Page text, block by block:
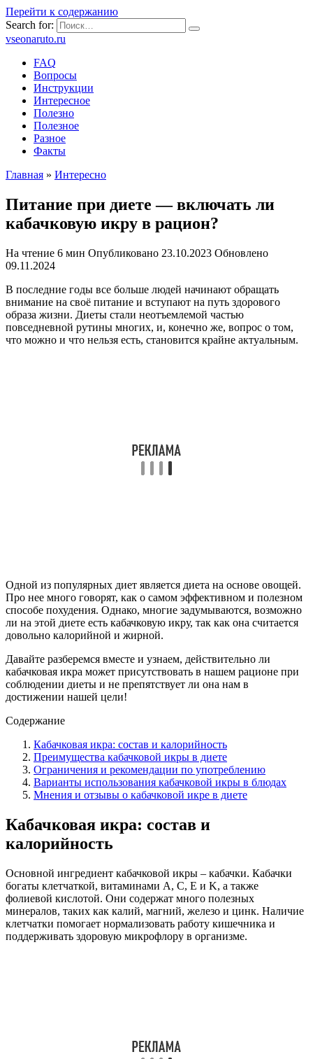
Перейти к содержанию
Search for:
vseonaruto.ru
FAQ
Вопросы
Инструкции
Интересное
Полезно
Полезное
Разное
Факты
Главная » Интересно
Питание при диете — включать ли
кабачковую икру в рацион?
На чтение 6 мин Опубликовано 23.10.2023 Обновлено
09.11.2024
В последние годы все больше людей начинают обращать
внимание на своё питание и вступают на путь здорового
образа жизни. Диеты стали неотъемлемой частью
повседневной рутины многих, и, конечно же, вопрос о том,
что можно и что нельзя есть, становится крайне актуальным.
Одной из популярных диет является диета на основе овощей.
Про нее много говорят, как о самом эффективном и полезном
способе похудения. Однако, многие задумываются, возможно
ли на этой диете есть кабачковую икру, так как она считается
довольно калорийной и жирной.
Давайте разберемся вместе и узнаем, действительно ли
кабачковая икра может присутствовать в нашем рационе при
соблюдении диеты и не препятствует ли она нам в
достижении нашей цели!
Содержание
Кабачковая икра: состав и калорийность
Преимущества кабачковой икры в диете
Ограничения и рекомендации по употреблению
Варианты использования кабачковой икры в блюдах
Мнения и отзывы о кабачковой икре в диете
Кабачковая икра: состав и
калорийность
Основной ингредиент кабачковой икры – кабачки. Кабачки
богаты клетчаткой, витаминами A, C, E и K, а также
фолиевой кислотой. Они содержат много полезных
минералов, таких как калий, магний, железо и цинк. Наличие
клетчатки помогает нормализовать работу кишечника и
поддерживать здоровую микрофлору в организме.